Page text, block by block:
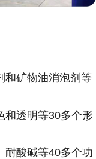
和矿物油消泡剂等
和透明等30多个形
耐酸碱等40多个功